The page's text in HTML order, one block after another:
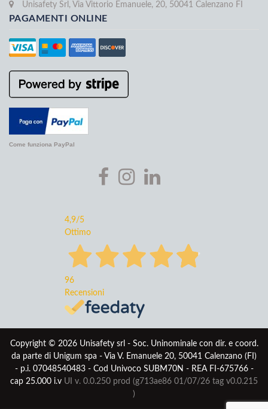
Unisafety Srl, Via Vittorio Emanuele, 20, 50041 Calenzano FI
PAGAMENTI ONLINE
Come funziona PayPal
4,9/5
Ottimo
96
Recensioni
Copyright © 2026 Unisafety srl - Soc. Uninominale con dir. e coord.
da parte di Unigum spa - Via V. Emanuele 20, 50041 Calenzano (FI)
- p.i. 07048540483 - Cod Univoco SUBM70N - REA FI-675766 -
cap 25.000 i.v UI v. 0.0.250 prod (g713ae86 01/07/26 tag v0.0.215
)